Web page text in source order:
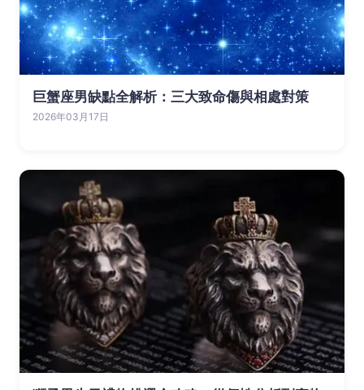
巨蟹座男缺點全解析：三大致命傷與相處對策
2026年03月17日